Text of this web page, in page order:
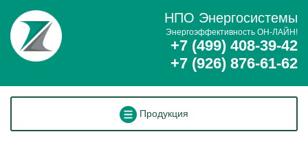
НПО Энергосистемы
Энергоэффективность ОН-ЛАЙН!
+7 (499) 408-39-42
+7 (926) 876-61-62
Продукция